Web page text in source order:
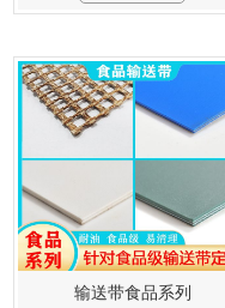
输送带食品系列